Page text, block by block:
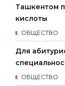
Ташкентом
кислоты
ОБЩЕСТВО
Для
ОБЩЕСТВО